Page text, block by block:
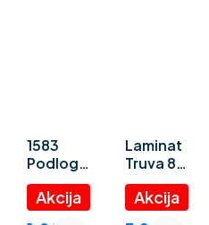
1583
Podloga
za
laminat
“Polystyr
Laminat
Truva 8
mm